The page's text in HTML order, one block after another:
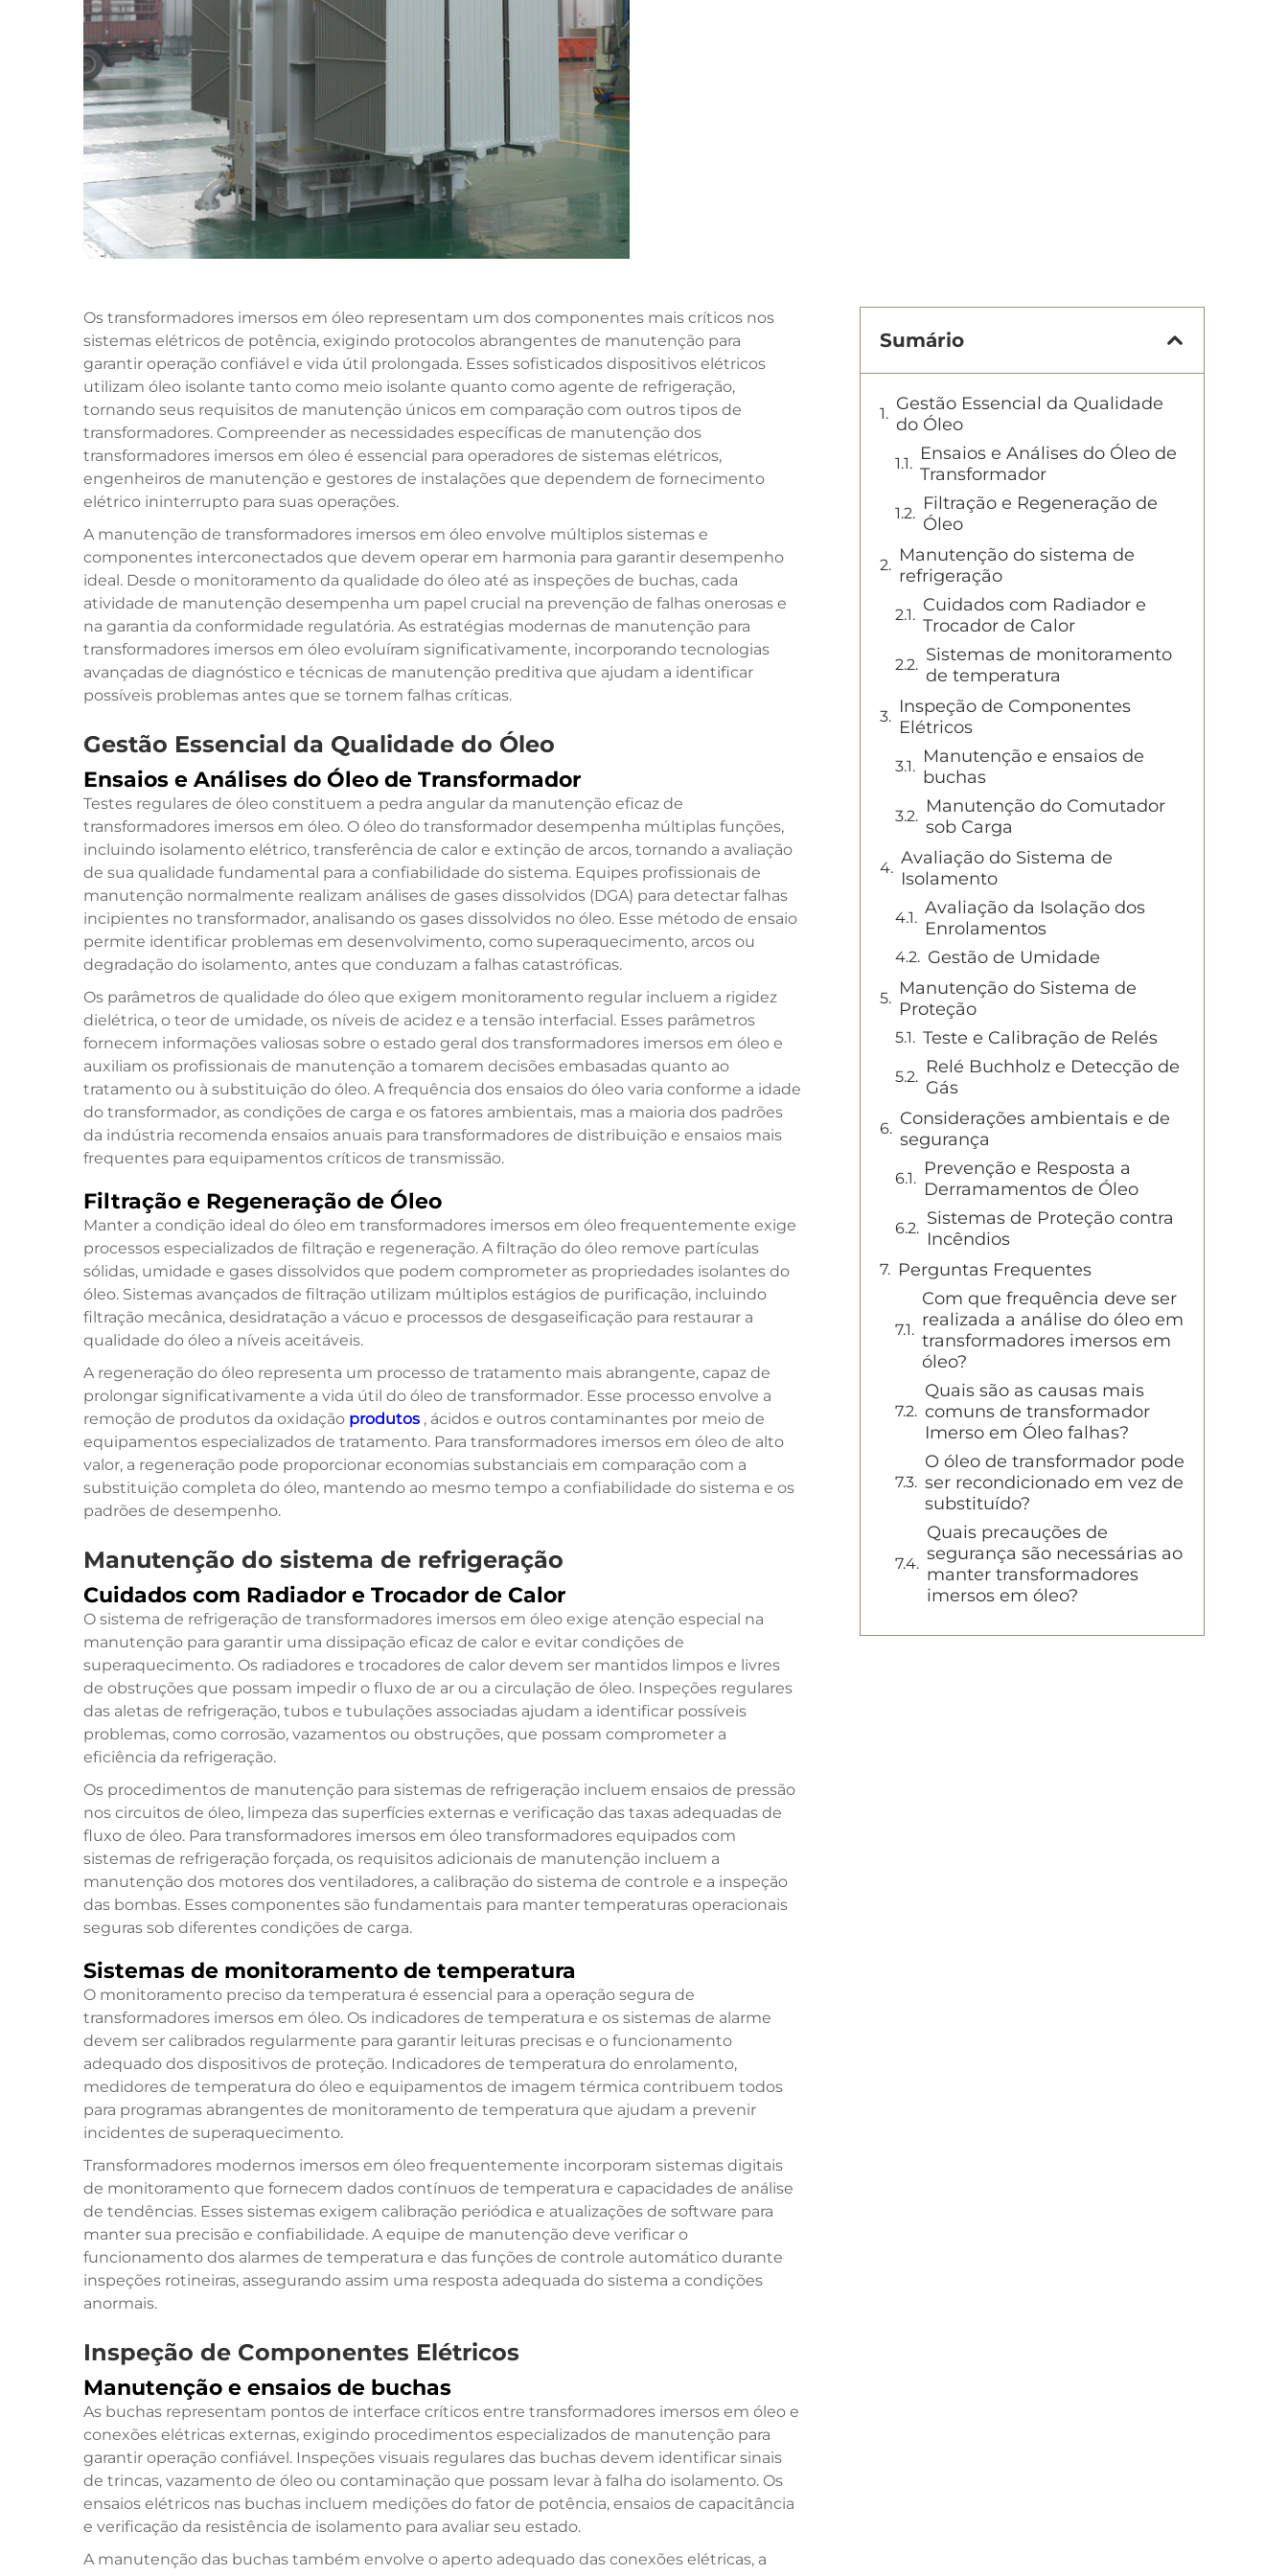
Os transformadores imersos em óleo representam um dos componentes mais críticos nos
sistemas elétricos de potência, exigindo protocolos abrangentes de manutenção para
garantir operação confiável e vida útil prolongada. Esses sofisticados dispositivos elétricos
utilizam óleo isolante tanto como meio isolante quanto como agente de refrigeração,
tornando seus requisitos de manutenção únicos em comparação com outros tipos de
transformadores. Compreender as necessidades específicas de manutenção dos
transformadores imersos em óleo é essencial para operadores de sistemas elétricos,
engenheiros de manutenção e gestores de instalações que dependem de fornecimento
elétrico ininterrupto para suas operações.
A manutenção de transformadores imersos em óleo envolve múltiplos sistemas e
componentes interconectados que devem operar em harmonia para garantir desempenho
ideal. Desde o monitoramento da qualidade do óleo até as inspeções de buchas, cada
atividade de manutenção desempenha um papel crucial na prevenção de falhas onerosas e
na garantia da conformidade regulatória. As estratégias modernas de manutenção para
transformadores imersos em óleo evoluíram significativamente, incorporando tecnologias
avançadas de diagnóstico e técnicas de manutenção preditiva que ajudam a identificar
possíveis problemas antes que se tornem falhas críticas.
Gestão Essencial da Qualidade do Óleo
Ensaios e Análises do Óleo de Transformador
Testes regulares de óleo constituem a pedra angular da manutenção eficaz de
transformadores imersos em óleo. O óleo do transformador desempenha múltiplas funções,
incluindo isolamento elétrico, transferência de calor e extinção de arcos, tornando a avaliação
de sua qualidade fundamental para a confiabilidade do sistema. Equipes profissionais de
manutenção normalmente realizam análises de gases dissolvidos (DGA) para detectar falhas
incipientes no transformador, analisando os gases dissolvidos no óleo. Esse método de ensaio
permite identificar problemas em desenvolvimento, como superaquecimento, arcos ou
degradação do isolamento, antes que conduzam a falhas catastróficas.
Os parâmetros de qualidade do óleo que exigem monitoramento regular incluem a rigidez
dielétrica, o teor de umidade, os níveis de acidez e a tensão interfacial. Esses parâmetros
fornecem informações valiosas sobre o estado geral dos transformadores imersos em óleo e
auxiliam os profissionais de manutenção a tomarem decisões embasadas quanto ao
tratamento ou à substituição do óleo. A frequência dos ensaios do óleo varia conforme a idade
do transformador, as condições de carga e os fatores ambientais, mas a maioria dos padrões
da indústria recomenda ensaios anuais para transformadores de distribuição e ensaios mais
frequentes para equipamentos críticos de transmissão.
Filtração e Regeneração de Óleo
Manter a condição ideal do óleo em transformadores imersos em óleo frequentemente exige
processos especializados de filtração e regeneração. A filtração do óleo remove partículas
sólidas, umidade e gases dissolvidos que podem comprometer as propriedades isolantes do
óleo. Sistemas avançados de filtração utilizam múltiplos estágios de purificação, incluindo
filtração mecânica, desidratação a vácuo e processos de desgaseificação para restaurar a
qualidade do óleo a níveis aceitáveis.
A regeneração do óleo representa um processo de tratamento mais abrangente, capaz de
prolongar significativamente a vida útil do óleo de transformador. Esse processo envolve a
remoção de produtos da oxidação produtos , ácidos e outros contaminantes por meio de
equipamentos especializados de tratamento. Para transformadores imersos em óleo de alto
valor, a regeneração pode proporcionar economias substanciais em comparação com a
substituição completa do óleo, mantendo ao mesmo tempo a confiabilidade do sistema e os
padrões de desempenho.
Manutenção do sistema de refrigeração
Cuidados com Radiador e Trocador de Calor
O sistema de refrigeração de transformadores imersos em óleo exige atenção especial na
manutenção para garantir uma dissipação eficaz de calor e evitar condições de
superaquecimento. Os radiadores e trocadores de calor devem ser mantidos limpos e livres
de obstruções que possam impedir o fluxo de ar ou a circulação de óleo. Inspeções regulares
das aletas de refrigeração, tubos e tubulações associadas ajudam a identificar possíveis
problemas, como corrosão, vazamentos ou obstruções, que possam comprometer a
eficiência da refrigeração.
Os procedimentos de manutenção para sistemas de refrigeração incluem ensaios de pressão
nos circuitos de óleo, limpeza das superfícies externas e verificação das taxas adequadas de
fluxo de óleo. Para transformadores imersos em óleo transformadores equipados com
sistemas de refrigeração forçada, os requisitos adicionais de manutenção incluem a
manutenção dos motores dos ventiladores, a calibração do sistema de controle e a inspeção
das bombas. Esses componentes são fundamentais para manter temperaturas operacionais
seguras sob diferentes condições de carga.
Sistemas de monitoramento de temperatura
O monitoramento preciso da temperatura é essencial para a operação segura de
transformadores imersos em óleo. Os indicadores de temperatura e os sistemas de alarme
devem ser calibrados regularmente para garantir leituras precisas e o funcionamento
adequado dos dispositivos de proteção. Indicadores de temperatura do enrolamento,
medidores de temperatura do óleo e equipamentos de imagem térmica contribuem todos
para programas abrangentes de monitoramento de temperatura que ajudam a prevenir
incidentes de superaquecimento.
Transformadores modernos imersos em óleo frequentemente incorporam sistemas digitais
de monitoramento que fornecem dados contínuos de temperatura e capacidades de análise
de tendências. Esses sistemas exigem calibração periódica e atualizações de software para
manter sua precisão e confiabilidade. A equipe de manutenção deve verificar o
funcionamento dos alarmes de temperatura e das funções de controle automático durante
inspeções rotineiras, assegurando assim uma resposta adequada do sistema a condições
anormais.
Inspeção de Componentes Elétricos
Manutenção e ensaios de buchas
As buchas representam pontos de interface críticos entre transformadores imersos em óleo e
conexões elétricas externas, exigindo procedimentos especializados de manutenção para
garantir operação confiável. Inspeções visuais regulares das buchas devem identificar sinais
de trincas, vazamento de óleo ou contaminação que possam levar à falha do isolamento. Os
ensaios elétricos nas buchas incluem medições do fator de potência, ensaios de capacitância
e verificação da resistência de isolamento para avaliar seu estado.
A manutenção das buchas também envolve o aperto adequado das conexões elétricas, a
Sumário
Gestão Essencial da Qualidade
do Óleo
Ensaios e Análises do Óleo de
Transformador
Filtração e Regeneração de
Óleo
Manutenção do sistema de
refrigeração
Cuidados com Radiador e
Trocador de Calor
Sistemas de monitoramento
de temperatura
Inspeção de Componentes
Elétricos
Manutenção e ensaios de
buchas
Manutenção do Comutador
sob Carga
Avaliação do Sistema de
Isolamento
Avaliação da Isolação dos
Enrolamentos
Gestão de Umidade
Manutenção do Sistema de
Proteção
Teste e Calibração de Relés
Relé Buchholz e Detecção de
Gás
Considerações ambientais e de
segurança
Prevenção e Resposta a
Derramamentos de Óleo
Sistemas de Proteção contra
Incêndios
Perguntas Frequentes
Com que frequência deve ser
realizada a análise do óleo em
transformadores imersos em
óleo?
Quais são as causas mais
comuns de transformador
Imerso em Óleo falhas?
O óleo de transformador pode
ser recondicionado em vez de
substituído?
Quais precauções de
segurança são necessárias ao
manter transformadores
imersos em óleo?